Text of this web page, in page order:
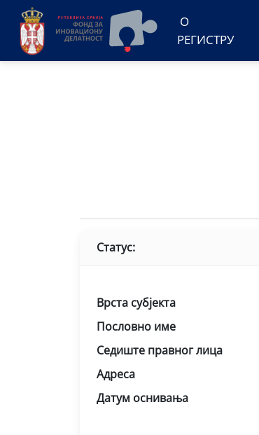
О
РЕГИСТРУ
Статус:
Врста субјекта
Пословно име
Седиште правног лица
Адреса
Датум оснивања